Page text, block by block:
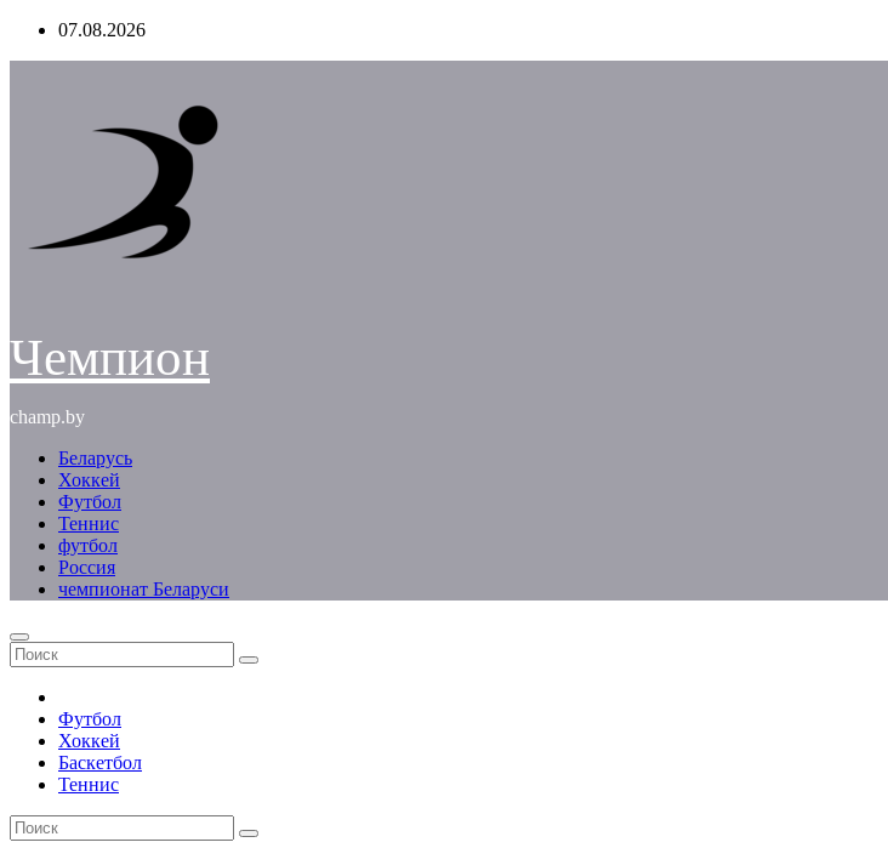
Перейти07.08.2026
Чемпион
champ.by
Беларусь
Хоккей
Футбол
Теннис
футбол
Россия
чемпионат Беларуси
Футбол
Хоккей
Баскетбол
Теннис